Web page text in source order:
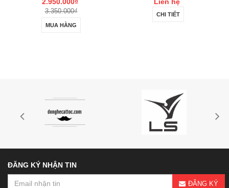
ĐĂNG KÝ NHẬN TIN
ĐĂNG KÝ